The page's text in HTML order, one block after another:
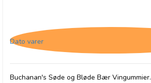
Dato varer
Buchanan's Søde og Bløde Bær Vingummier.